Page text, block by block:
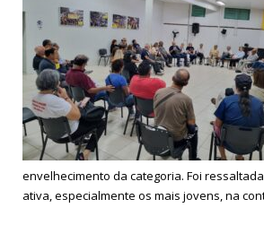
envelhecimento da categoria. Foi
ativa, especialmente os mais jovens, na